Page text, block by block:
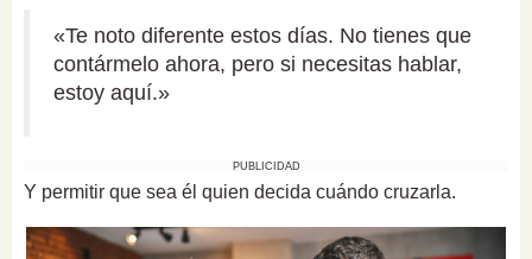
«Te noto diferente estos días. No tienes que
contármelo ahora, pero si necesitas hablar,
estoy aquí.»
PUBLICIDAD
Y permitir que sea él quien decida cuándo cruzarla.